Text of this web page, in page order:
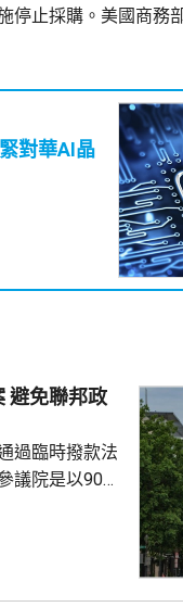
停止採購。美國商務
對華AI晶
過臨時撥款法
議院是以90票
人士表示，新